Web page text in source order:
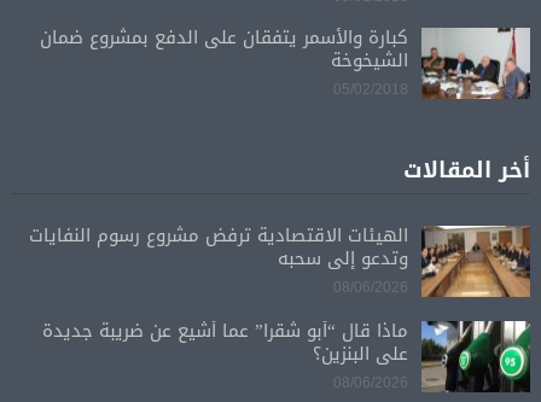
كبارة والأسمر يتفقان على الدفع بمشروع ضمان
الشيخوخة
05/02/2018
أخر المقالات
الهيئات الاقتصادية ترفض مشروع رسوم النفايات
وتدعو إلى سحبه
08/06/2026
ماذا قال “أبو شقرا” عما أشيع عن ضريبة جديدة
على البنزين؟
08/06/2026